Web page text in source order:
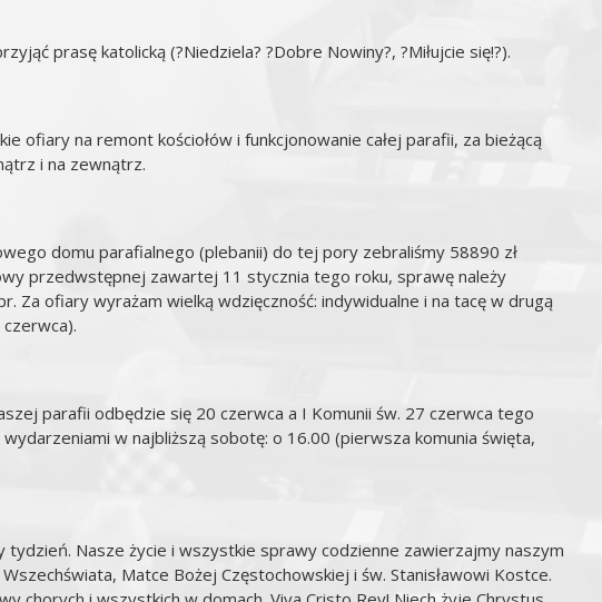
prasę katolicką (?Niedziela? ?Dobre Nowiny?, ?Miłujcie się!?).
ofiary na remont kościołów i funkcjonowanie całej parafii, za bieżącą
i na zewnątrz.
domu parafialnego (plebanii) do tej pory zebraliśmy 58890 zł
przedwstępnej zawartej 11 stycznia tego roku, sprawę należy
Za ofiary wyrażam wielką wdzięczność: indywidualne i na tacę w drugą
parafii odbędzie się 20 czerwca a I Komunii św. 27 czerwca tego
w najbliższą sobotę: o 16.00 (pierwsza komunia święta,
tydzień. Nasze życie i wszystkie sprawy codzienne zawierzajmy naszym
Matce Bożej Częstochowskiej i św. Stanisławowi Kostce.